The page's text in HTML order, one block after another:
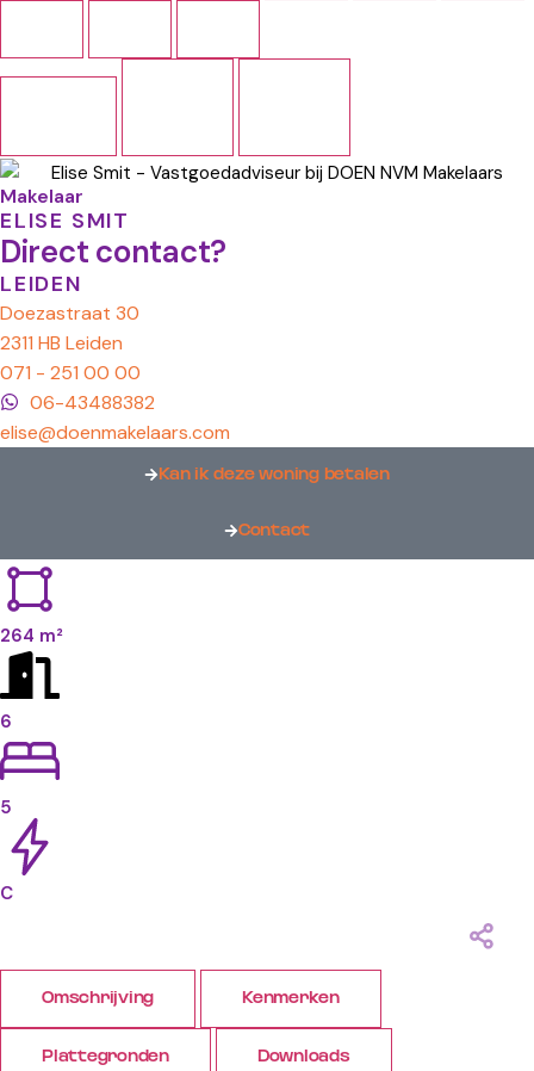
Makelaar
ELISE SMIT
Direct contact?
LEIDEN
Doezastraat 30
2311 HB Leiden
071 - 251 00 00
06-43488382
elise@doenmakelaars.com
Kan ik deze woning betalen
Contact
264 m²
6
5
C
Omschrijving Kenmerken
Plattegronden Downloads